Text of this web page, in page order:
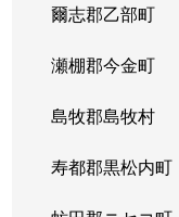
爾志郡乙部町
瀬棚郡今金町
島牧郡島牧村
寿都郡黒松内町